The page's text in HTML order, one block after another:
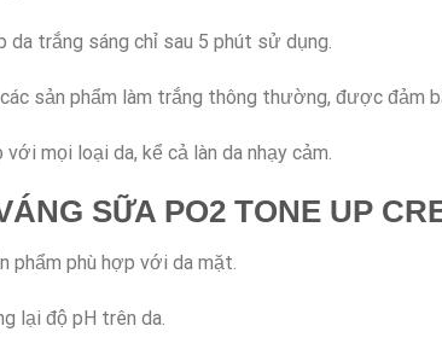
da trắng sáng chỉ sau 5 phút sử dụng.
sản phẩm làm trắng thông thường, được đảm
mọi loại da, kể cả làn da nhạy cảm.
SỮA PO2 TONE UP
phẩm phù hợp với da mặt.
lại độ pH trên da.